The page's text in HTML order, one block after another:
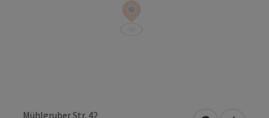
Mühlgruber Str. 42